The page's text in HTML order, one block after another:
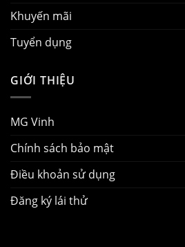
Khuyến mãi
Tuyển dụng
GIỚI THIỆU
MG Vinh
Chính sách bảo mật
Điều khoản sử dụng
Đăng ký lái thử